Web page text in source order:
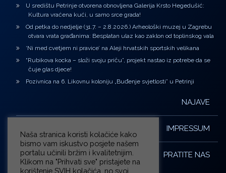
U središtu Petrinje otvorena obnovljena Galerija Krsto Hegedušić:
Kultura vraćena kući, u samo srce grada!
Od petka do nedjelje (31.7. – 2.8.2026.) Arheološki muzej u Zagrebu
otvara vrata građanima: Besplatan ulaz kao zaklon od toplinskog vala
‘Ni med cvetjem ni pravice’ na Aleji hrvatskih sportskih velikana
“Rubikova kocka – složi svoju priču”, projekt nastao iz potrebe da se
čuje glas djece!
Pozivnica na 6. Likovnu koloniju „Buđenje svjetlosti” u Petrinji
NAJAVE
IMPRESSUM
PRATITE NAS
Naša stranica koristi kolačiće kako
bismo vam iskustvo posjete našem
portalu učinili bržim i kvalitetnijim.
Klikom na "Prihvati sve" pristajete na
korištenje SVIH kolačića, no svoj